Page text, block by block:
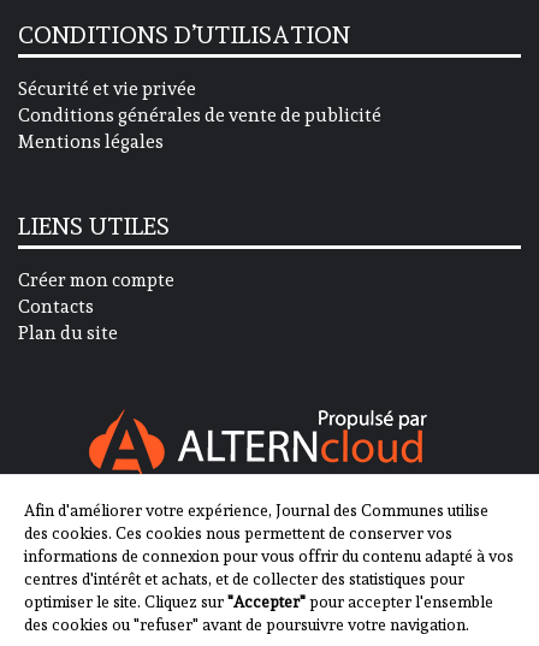
CONDITIONS D’UTILISATION
Sécurité et vie privée
Conditions générales de vente de publicité
Mentions légales
LIENS UTILES
Créer mon compte
Contacts
Plan du site
SUIVEZ-NOUS SUR
Afin d'améliorer votre expérience, Journal des Communes utilise
des cookies. Ces cookies nous permettent de conserver vos
informations de connexion pour vous offrir du contenu adapté à vos
centres d'intérêt et achats, et de collecter des statistiques pour
optimiser le site. Cliquez sur"Accepter"pour accepter l'ensemble
des cookies ou "refuser" avant de poursuivre votre navigation.